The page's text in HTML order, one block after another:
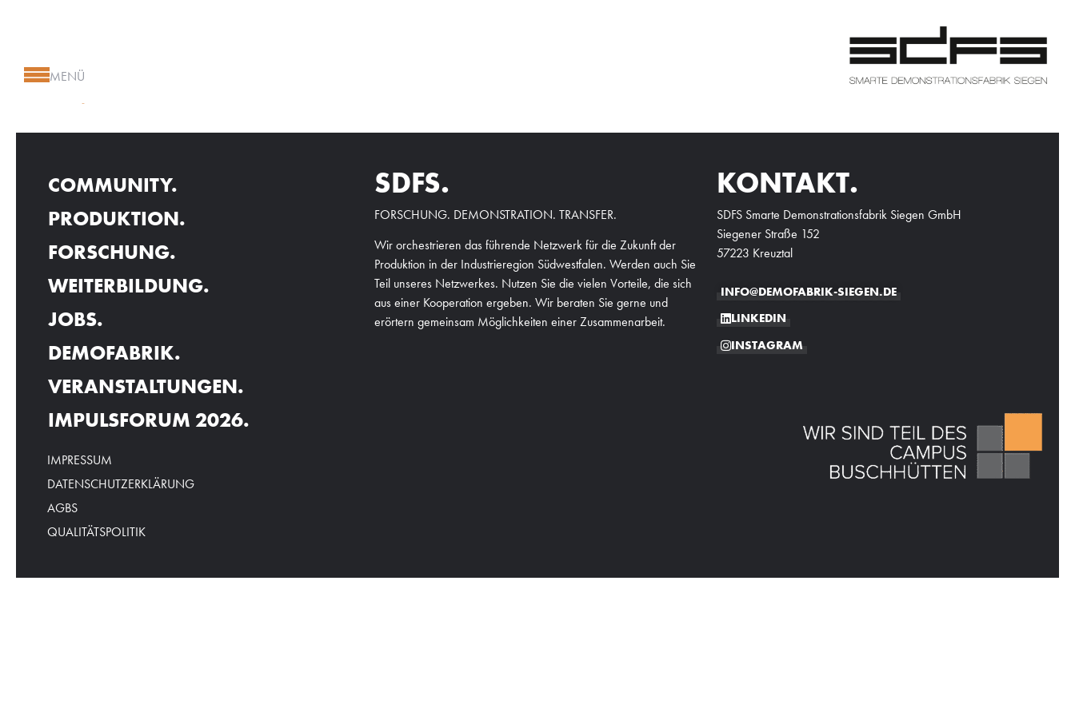
MENÜ
COMMUNITY.
PRODUKTION.
FORSCHUNG.
WEITERBILDUNG.
JOBS.
DEMOFABRIK.
VERANSTALTUNGEN.
IMPULSFORUM 2026.
IMPRESSUM
DATENSCHUTZERKLÄRUNG
AGBS
QUALITÄTSPOLITIK
SDFS.
FORSCHUNG. DEMONSTRATION. TRANSFER.
Wir orchestrieren das führende Netzwerk für die Zukunft der
Produktion in der Industrieregion Südwestfalen. Werden auch Sie
Teil unseres Netzwerkes. Nutzen Sie die vielen Vorteile, die sich
aus einer Kooperation ergeben. Wir beraten Sie gerne und
erörtern gemeinsam Möglichkeiten einer Zusammenarbeit.
KONTAKT.
SDFS Smarte Demonstrationsfabrik Siegen GmbH
Siegener Straße 152
57223 Kreuztal
INFO@DEMOFABRIK-SIEGEN.DE
LINKEDIN
INSTAGRAM